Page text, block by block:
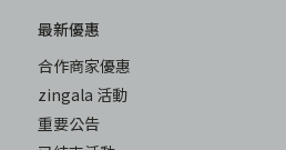
最新優惠
合作商家優惠
zingala 活動
重要公告